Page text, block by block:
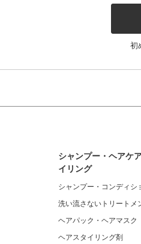
初
シャンプー・ヘアケ
イリング
シャンプー・コンディシ
洗い流さないトリートメ
ヘアパック・ヘアマスク
ヘアスタイリング剤